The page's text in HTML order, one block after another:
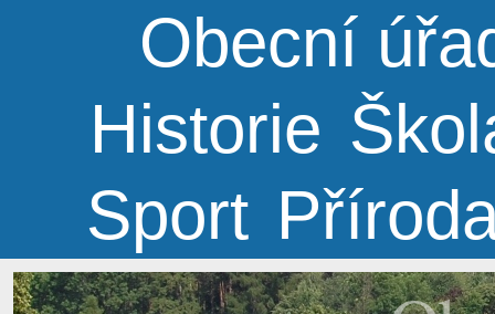
Obecní
Historie
Sport